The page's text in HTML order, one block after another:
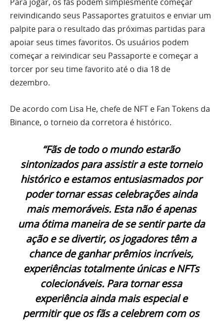
reivindicando seus Passaportes gratuitos e enviar um
palpite para o resultado das próximas partidas para
apoiar seus times favoritos. Os usuários podem
começar a reivindicar seu Passaporte e começar a
torcer por seu time favorito até o dia 18 de
dezembro.
De acordo com Lisa He, chefe de NFT e Fan Tokens da
Binance, o torneio da corretora é histórico.
“Fãs de todo o mundo estarão
sintonizados para assistir a este torneio
histórico e estamos entusiasmados por
poder tornar essas celebrações ainda
mais memoráveis. Esta não é apenas
uma ótima maneira de se sentir parte da
ação e se divertir, os jogadores têm a
chance de ganhar prêmios incríveis,
experiências totalmente únicas e NFTs
colecionáveis. Para tornar essa
experiência ainda mais especial e
permitir que os fãs a celebrem com os